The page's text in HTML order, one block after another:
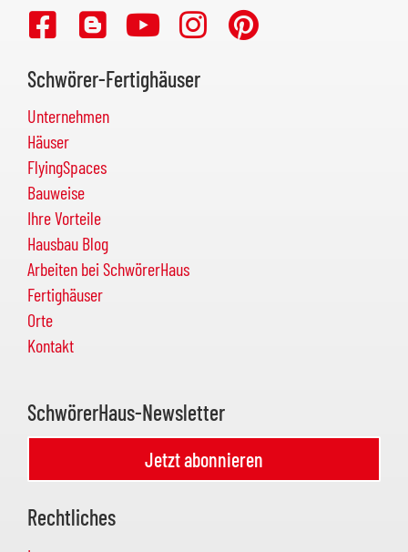
Schwörer-Fertighäuser
Unternehmen
Häuser
FlyingSpaces
Bauweise
Ihre Vorteile
Hausbau Blog
Arbeiten bei SchwörerHaus
Fertighäuser
Orte
Kontakt
SchwörerHaus-Newsletter
Jetzt abonnieren
Rechtliches